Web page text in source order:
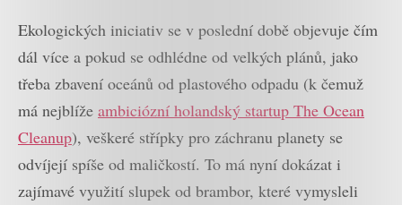
Ekologických iniciativ se v poslední době objevuje čím
dál více a pokud se odhlédne od velkých plánů, jako
třeba zbavení oceánů od plastového odpadu (k čemuž
má nejblíže ambiciózní holandský startup The Ocean
Cleanup), veškeré střípky pro záchranu planety se
odvíjejí spíše od maličkostí. To má nyní dokázat i
zajímavé využití slupek od brambor, které vymysleli